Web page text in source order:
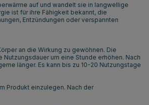
auf und wandelt sie in langwellige
ist für ihre Fähigkeit bekannt, die
Entzündungen oder verspannten
an die Wirkung zu gewöhnen. Die
um eine Stunde erhöhen. Nach
länger. Es kann bis zu 10-20 Nutzungstage
Produkt einzulegen. Nach der